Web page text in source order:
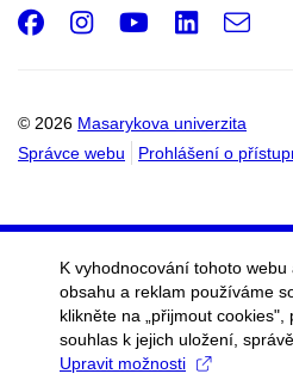
© 2026 Masarykova univerzita
Správce webu
Prohlášení o
Facebook
Instagram
Youtube
e-
K vyhodnocování tohoto webu
obsahu a reklam používáme
klikněte na „přijmout cookies",
souhlas k jejich uložení,
Upravit možnosti